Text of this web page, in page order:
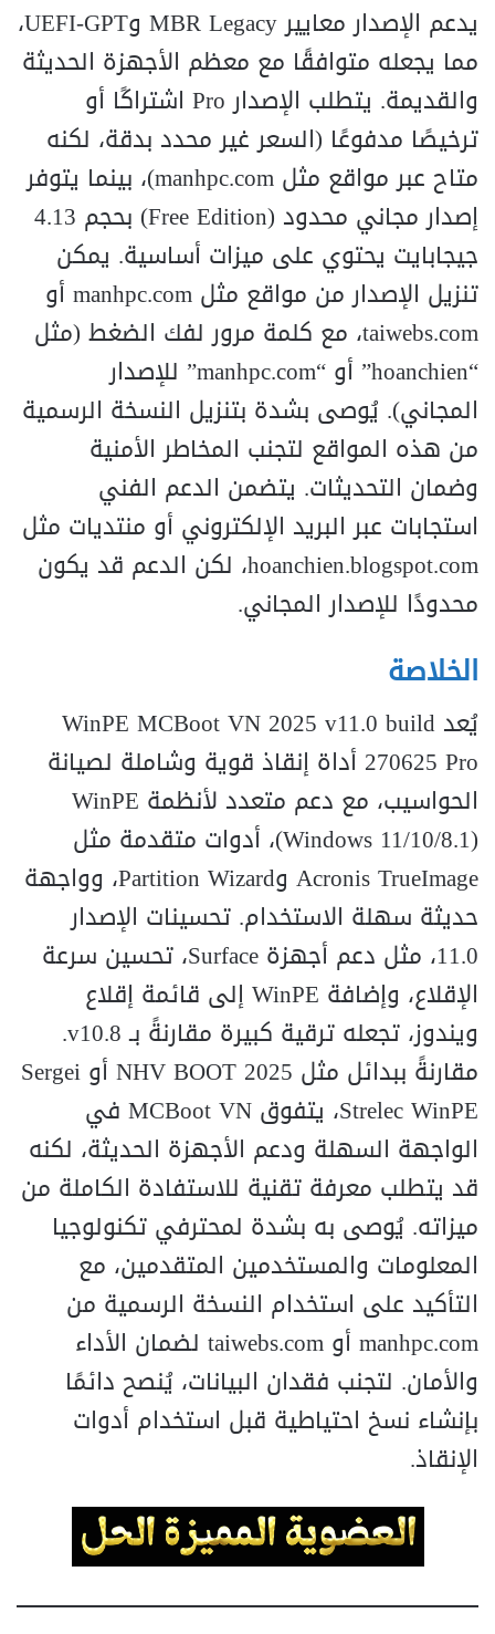
يدعم الإصدار معايير MBR Legacy وUEFI-GPT،
مما يجعله متوافقًا مع معظم الأجهزة الحديثة
والقديمة. يتطلب الإصدار Pro اشتراكًا أو
ترخيصًا مدفوعًا (السعر غير محدد بدقة، لكنه
متاح عبر مواقع مثل manhpc.com)، بينما يتوفر
إصدار مجاني محدود (Free Edition) بحجم 4.13
جيجابايت يحتوي على ميزات أساسية. يمكن
تنزيل الإصدار من مواقع مثل manhpc.com أو
taiwebs.com، مع كلمة مرور لفك الضغط (مثل
“hoanchien” أو “manhpc.com” للإصدار
المجاني). يُوصى بشدة بتنزيل النسخة الرسمية
من هذه المواقع لتجنب المخاطر الأمنية
وضمان التحديثات. يتضمن الدعم الفني
استجابات عبر البريد الإلكتروني أو منتديات مثل
hoanchien.blogspot.com، لكن الدعم قد يكون
محدودًا للإصدار المجاني.
الخلاصة
يُعد WinPE MCBoot VN 2025 v11.0 build
270625 Pro أداة إنقاذ قوية وشاملة لصيانة
الحواسيب، مع دعم متعدد لأنظمة WinPE
(Windows 11/10/8.1)، أدوات متقدمة مثل
Acronis TrueImage وPartition Wizard، وواجهة
حديثة سهلة الاستخدام. تحسينات الإصدار
11.0، مثل دعم أجهزة Surface، تحسين سرعة
الإقلاع، وإضافة WinPE إلى قائمة إقلاع
ويندوز، تجعله ترقية كبيرة مقارنةً بـ v10.8.
مقارنةً ببدائل مثل NHV BOOT 2025 أو Sergei
Strelec WinPE، يتفوق MCBoot VN في
الواجهة السهلة ودعم الأجهزة الحديثة، لكنه
قد يتطلب معرفة تقنية للاستفادة الكاملة من
ميزاته. يُوصى به بشدة لمحترفي تكنولوجيا
المعلومات والمستخدمين المتقدمين، مع
التأكيد على استخدام النسخة الرسمية من
manhpc.com أو taiwebs.com لضمان الأداء
والأمان. لتجنب فقدان البيانات، يُنصح دائمًا
بإنشاء نسخ احتياطية قبل استخدام أدوات
الإنقاذ.